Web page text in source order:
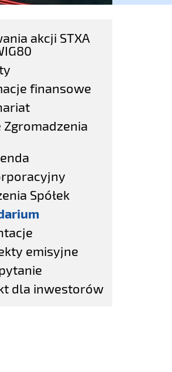
2018
akcji STXA
finansowe
Zgromadzenia
Spółek
emisyjne
dla inwestorów